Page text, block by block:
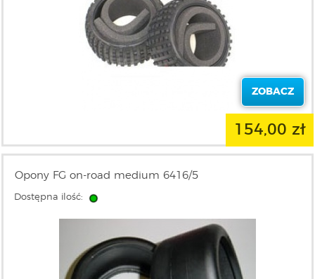
ZOBACZ
154,00 zł
Opony FG on-road medium 6416/5
Dostępna ilość: